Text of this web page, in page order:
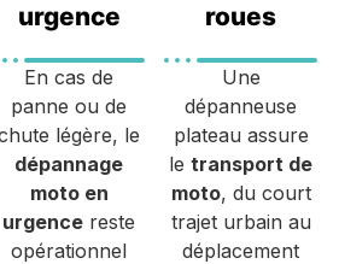
urgence
En cas de
panne ou de
légère, le
dépannage
moto en
urgence reste
opérationnel
roues
Une
dépanneuse
plateau assure
letransport de
moto, du court
trajet urbain au
déplacement